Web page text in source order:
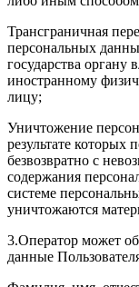
Трансграничная
персональных
государства органу
иностранному
лицу;
Уничтожение
результате
безвозвратно с
содержания
системе
уничтожаются
3.Оператор может
данные